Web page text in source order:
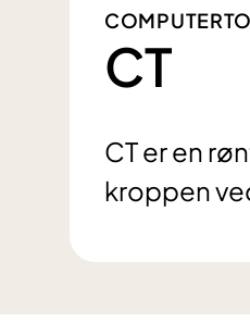
CT
CT er en
kroppen